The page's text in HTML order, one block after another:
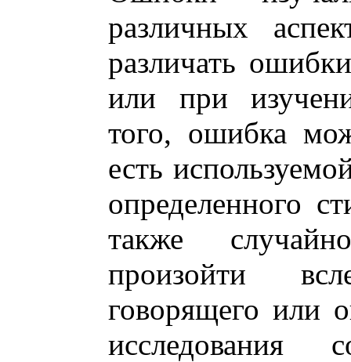
различных
различать
или при
того, ошибка
есть
определенного
также
произойти
говорящего или
исследования